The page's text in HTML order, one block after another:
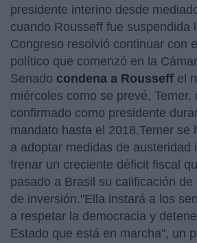
presidente interino desde
cuando Rousseff fue suspendida
Congreso resolvió continuar con
político que comenzó en la
Senado condena a Rousseff el
miércoles como se prevé, Temer,
confirmado como presidente
mandato hasta el 2018.Temer se
a adoptar medidas de austeridad
frenar un creciente déficit fiscal
pasado a Brasil su calificación
de inversión."Ella instará a los
a respetar la democracia y
Estado que está en marcha", un